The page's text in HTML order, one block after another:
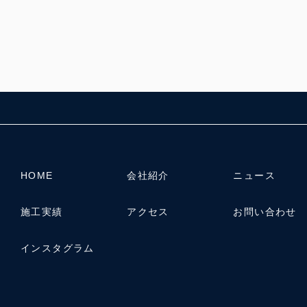
HOME 会社紹介 ニュース
施工実績 アクセス お問い合わせ
インスタグラム